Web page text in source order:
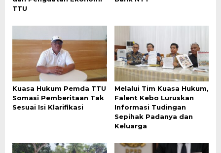
TTU
Kuasa Hukum Pemda TTU
Somasi Pemberitaan Tak
Sesuai Isi Klarifikasi
Melalui Tim Kuasa Hukum,
Falent Kebo Luruskan
Informasi Tudingan
Sepihak Padanya dan
Keluarga